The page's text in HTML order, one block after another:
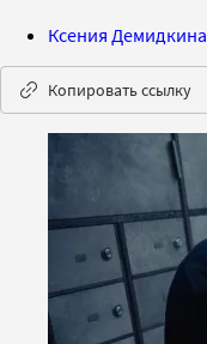
Ксения Демидкина
Копировать ссылку